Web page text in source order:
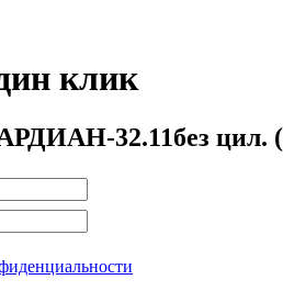
клик
32.11без цил.